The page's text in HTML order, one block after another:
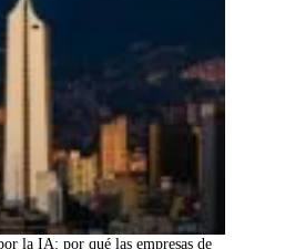
la IA: por qué las empresas de